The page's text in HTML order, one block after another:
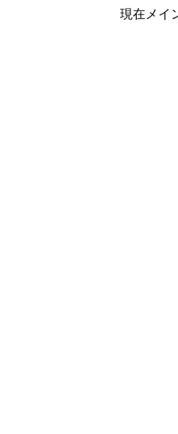
現在メイ